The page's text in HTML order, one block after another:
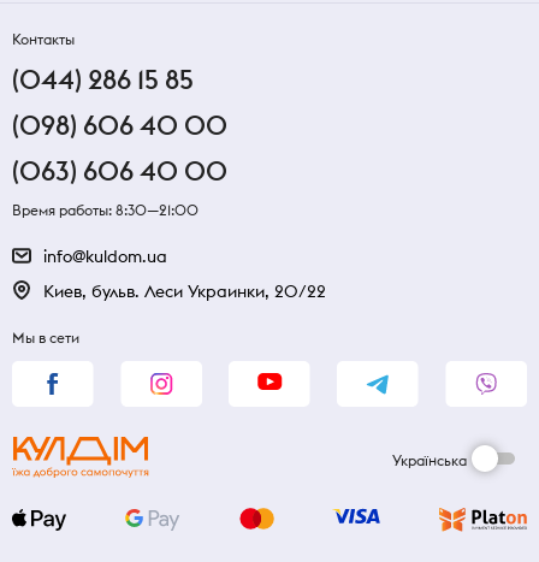
Контакты
(044) 286 15 85
(098) 606 40 00
(063) 606 40 00
Время работы: 8:30—21:00
info@kuldom.ua
Киев, бульв. Леси Украинки, 20/22
Мы в сети
Українська